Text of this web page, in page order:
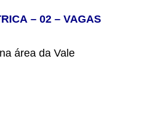
– 02 – VAGAS
na área da Vale